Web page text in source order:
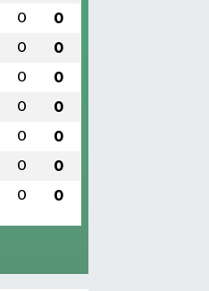
0 0
0 0
0 0
0 0
0 0
0 0
0 0